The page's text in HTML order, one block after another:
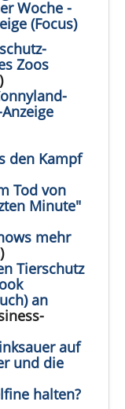
Woche -
(Focus)
Zoos
den Kampf
Tod von
Minute"
mehr
Tierschutz
an
auf
und die
halten?